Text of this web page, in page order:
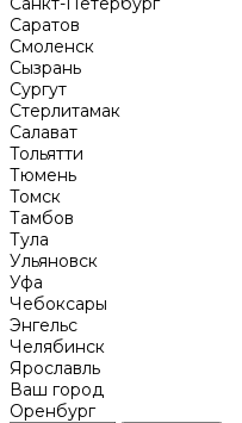
Саратов
Смоленск
Сызрань
Сургут
Стерлитамак
Салават
Тольятти
Тюмень
Томск
Тамбов
Тула
Ульяновск
Уфа
Чебоксары
Энгельс
Челябинск
Ярославль
Ваш город
Оренбург